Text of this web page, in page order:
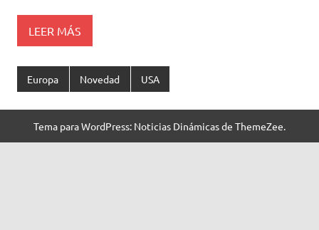
LEER MÁS
Europa Novedad USA
Tema para WordPress: Noticias Dinámicas de ThemeZee.